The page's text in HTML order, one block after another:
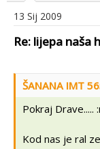
13 Sij 2009
Re: lijepa naša
ŠANANA IMT
Pokraj Drave.....
Kod nas je ral